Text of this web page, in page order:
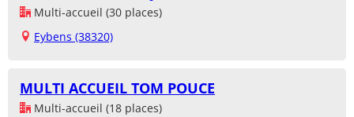
Multi-accueil (30 places)
Eybens (38320)
MULTI ACCUEIL TOM POUCE
Multi-accueil (18 places)